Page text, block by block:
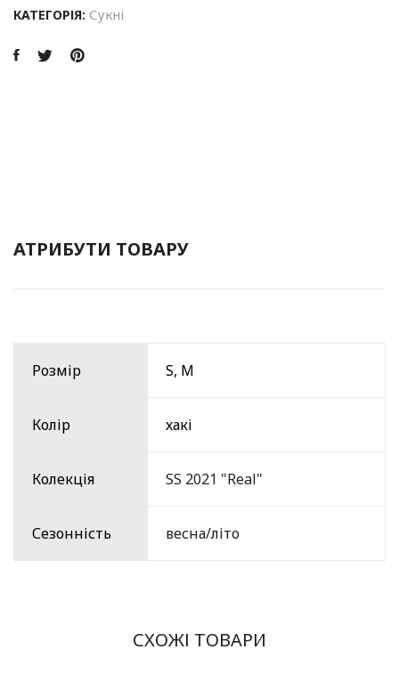
КАТЕГОРІЯ: Сукні
АТРИБУТИ ТОВАРУ
Розмір S, M
Колір хакі
Колекція SS 2021 "Real"
Сезонність весна/літо
СХОЖІ ТОВАРИ